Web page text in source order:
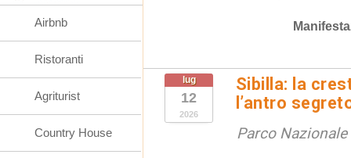
lug
12
2026
Sibilla: la
l’antro
Parco
Airbnb
Ristoranti
Agriturist
Country House